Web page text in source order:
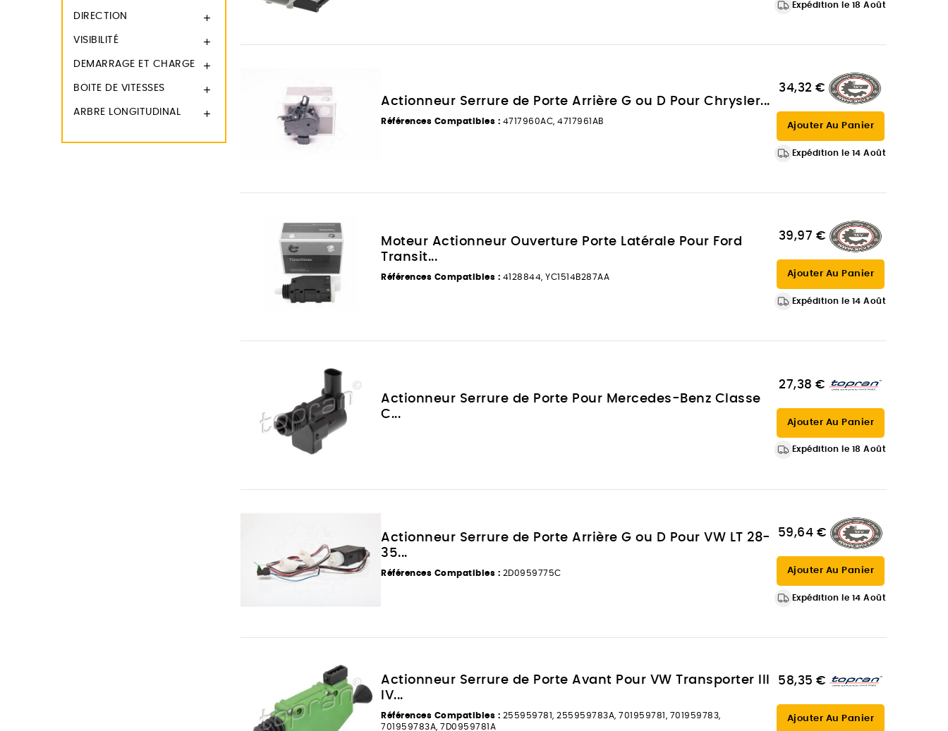
DIRECTION 
VISIBILITÉ 
DEMARRAGE ET CHARGE 
BOITE DE VITESSES 
ARBRE LONGITUDINAL 
Expédition le 18 Août
Actionneur Serrure de Porte Arrière G ou D Pour Chrysler...
Références Compatibles : 4717960AC, 4717961AB
34,32 €
Ajouter Au Panier
Expédition le 14 Août
Moteur Actionneur Ouverture Porte Latérale Pour Ford
Transit...
Références Compatibles : 4128844, YC1514B287AA
39,97 €
Ajouter Au Panier
Expédition le 14 Août
Actionneur Serrure de Porte Pour Mercedes-Benz Classe
C...
27,38 €
Ajouter Au Panier
Expédition le 18 Août
Actionneur Serrure de Porte Arrière G ou D Pour VW LT 28-
35...
Références Compatibles : 2D0959775C
59,64 €
Ajouter Au Panier
Expédition le 14 Août
Actionneur Serrure de Porte Avant Pour VW Transporter III
IV...
Références Compatibles : 255959781, 255959783A, 701959781, 701959783,
701959783A, 7D0959781A
58,35 €
Ajouter Au Panier